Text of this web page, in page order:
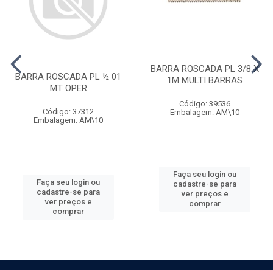
BARRA ROSCADA PL ½ 01
MT OPER
Código: 37312
Embalagem: AM\10
Faça seu login ou
cadastre-se para
ver preços e
comprar
BARRA ROSCADA PL 3/8 X
1M MULTI BARRAS
Código: 39536
Embalagem: AM\10
Faça seu login ou
cadastre-se para
ver preços e
comprar